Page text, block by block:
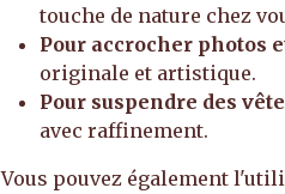
touche de nature chez
Pour accrocher photos
originale et artistique.
Pour suspendre des
avec raffinement.
Vous pouvez également